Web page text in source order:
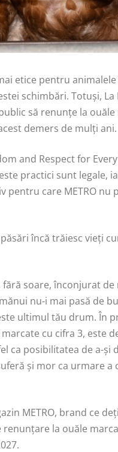
etice pentru
schimbări. Totuși,
să renunțe la
demers de mulți ani.
and Respect for
practici sunt legale,
care METRO nu
încă trăiesc vieți
soare, înconjurat
nu-i mai pasă de
ultimul tău drum. În
cu cifra 3, este
ca posibilitatea de a-
și mor ca urmare a
METRO, brand ce
la ouăle